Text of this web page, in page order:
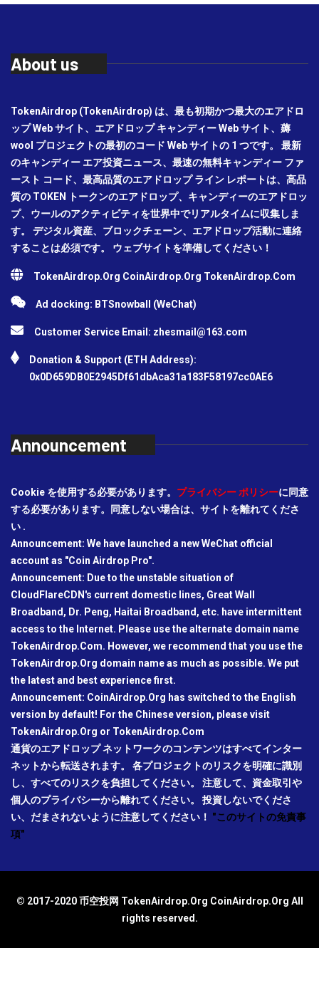
About us
TokenAirdrop (TokenAirdrop) は、最も初期かつ最大のエアドロ
ップ Web サイト、エアドロップ キャンディー Web サイト、薅
wool プロジェクトの最初のコード Web サイトの 1 つです。 最新
のキャンディー エア投資ニュース、最速の無料キャンディー ファ
ースト コード、最高品質のエアドロップ ライン レポートは、高品
質の TOKEN トークンのエアドロップ、キャンディーのエアドロッ
プ、ウールのアクティビティを世界中でリアルタイムに収集しま
す。 デジタル資産、ブロックチェーン、エアドロップ活動に連絡
することは必須です。 ウェブサイトを準備してください！
TokenAirdrop.Org CoinAirdrop.Org TokenAirdrop.Com
Ad docking: BTSnowball (WeChat)
Customer Service Email: zhesmail@163.com
Donation & Support (ETH Address):
0x0D659DB0E2945Df61dbAca31a183F58197cc0AE6
Announcement
Cookie を使用する必要があります。 プライバシー ポリシーに同意
する必要があります。同意しない場合は、サイトを離れてくださ
い .
Announcement: We have launched a new WeChat official
account as "Coin Airdrop Pro".
Announcement: Due to the unstable situation of
CloudFlareCDN's current domestic lines, Great Wall
Broadband, Dr. Peng, Haitai Broadband, etc. have intermittent
access to the Internet. Please use the alternate domain name
TokenAirdrop.Com. However, we recommend that you use the
TokenAirdrop.Org domain name as much as possible. We put
the latest and best experience first.
Announcement: CoinAirdrop.Org has switched to the English
version by default! For the Chinese version, please visit
TokenAirdrop.Org or TokenAirdrop.Com
通貨のエアドロップ ネットワークのコンテンツはすべてインター
ネットから転送されます。 各プロジェクトのリスクを明確に識別
し、すべてのリスクを負担してください。 注意して、資金取引や
個人のプライバシーから離れてください。 投資しないでくださ
い、だまされないように注意してください！ "このサイトの免責事
項"
© 2017-2020 币空投网 TokenAirdrop.Org CoinAirdrop.Org All
rights reserved.